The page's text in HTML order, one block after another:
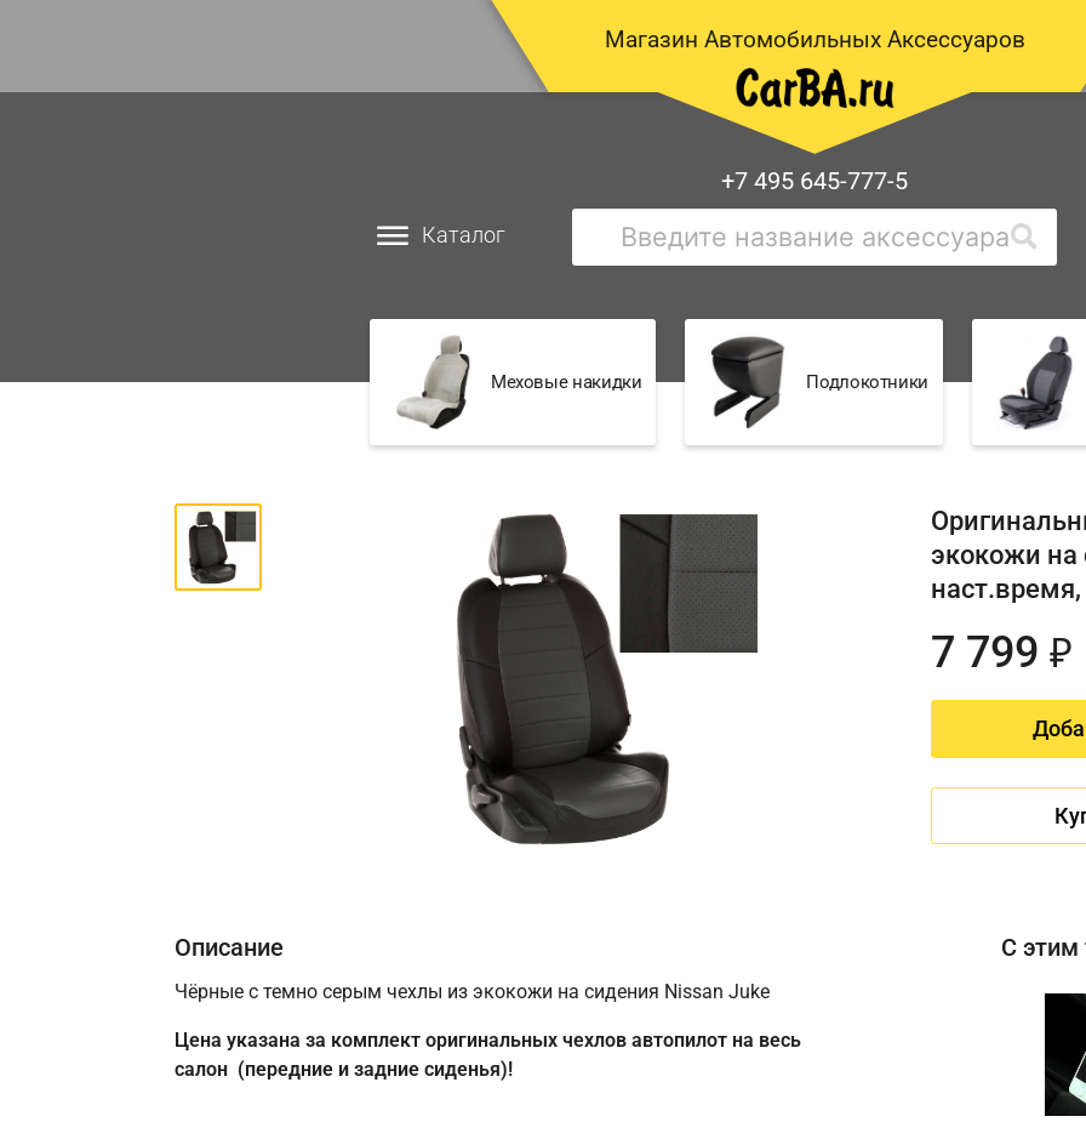
Магазин Автомобильных Аксессуаров
Каталог
+7 495 645-777-5
Меховые накидки Подлокотники
экокожи на
7 799₽
Описание
Чёрные с темно серым чехлы из экокожи на сидения Nissan Juke
Цена указана за комплект оригинальных чехлов автопилот на весь
салон (передние и задние сиденья)!
С этим